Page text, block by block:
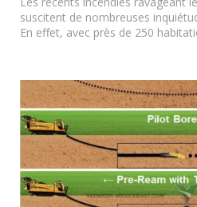
suscitent de nombreuses
En effet, avec près de 250